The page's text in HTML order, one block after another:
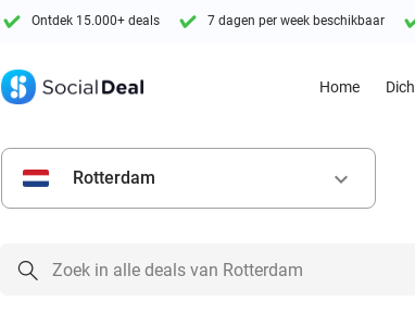
Ontdek 15.000+ deals 7 dagen per week beschikbaar
Home
Rotterdam keyboard_arrow_down